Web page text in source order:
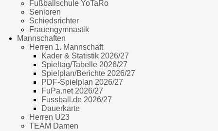
Fußballschule YoTaRo
Senioren
Schiedsrichter
Frauengymnastik
Mannschaften
Herren 1. Mannschaft
Kader & Statistik 2026/27
Spieltag/Tabelle 2026/27
Spielplan/Berichte 2026/27
PDF-Spielplan 2026/27
FuPa.net 2026/27
Fussball.de 2026/27
Dauerkarte
Herren U23
TEAM Damen